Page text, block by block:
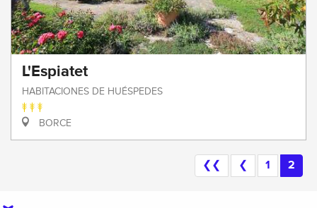
L'Espiatet
HABITACIONES DE HUÉSPEDES
BORCE
❮❮ ❮ 1 2